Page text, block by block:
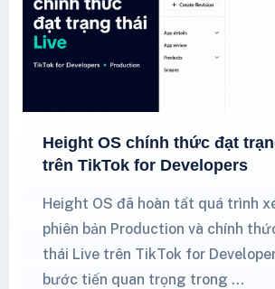
Height OS chính thức đạt
trên TikTok for Developers
Height OS đã hoàn tất quá trình
phiên bản Production và chính
thái Live trên TikTok for
bước tiến quan trọng trong …